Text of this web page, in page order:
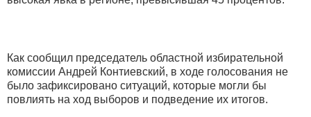
Как сообщил председатель областной избирательной
комиссии Андрей Контиевский, в ходе голосования не
было зафиксировано ситуаций, которые могли бы
повлиять на ход выборов и подведение их итогов.